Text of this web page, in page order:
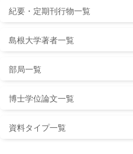
紀要・定期刊行物一覧
島根大学著者一覧
部局一覧
博士学位論文一覧
資料タイプ一覧